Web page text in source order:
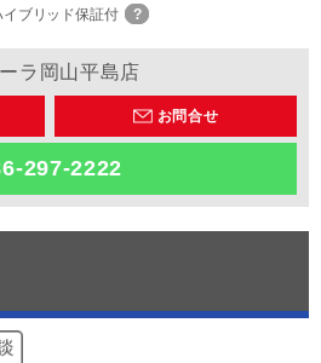
イブリッド保証付
ラ岡山平島店
お問合せ
297-2222